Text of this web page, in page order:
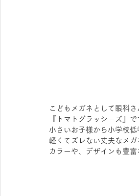
こどもメガネとして眼科
『トマトグラッシーズ』
小さいお子様から小学校
軽くてズレない丈夫なメ
カラーや、デザインも豊